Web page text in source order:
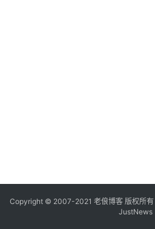
Copyright © 2007-2021 老俍博客 版权所有
JustNews